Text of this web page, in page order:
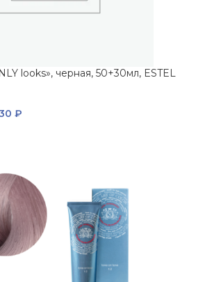
looks», черная, 50+30мл, ESTEL
₽